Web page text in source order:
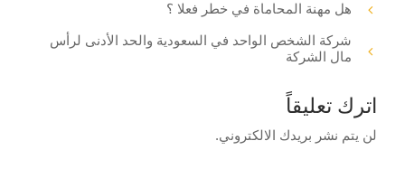
هل مهنة المحاماة في خطر فعلا ؟
شركة الشخص الواحد في السعودية والحد الأدنى لرأس
مال الشركة
اترك تعليقاً
لن يتم نشر بريدك الالكتروني.